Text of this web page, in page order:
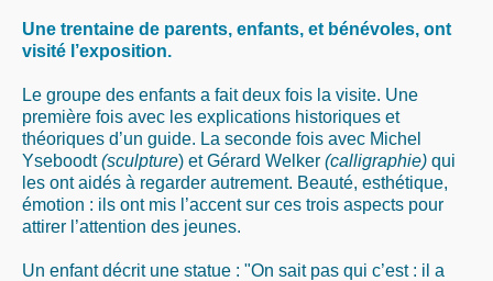
Une trentaine de parents, enfants, et bénévoles, ont
visité l’exposition.
Le groupe des enfants a fait deux fois la visite. Une
première fois avec les explications historiques et
théoriques d’un guide. La seconde fois avec Michel
Yseboodt(sculpture) et Gérard Welker (calligraphie) qui
les ont aidés à regarder autrement. Beauté, esthétique,
émotion : ils ont mis l’accent sur ces trois aspects pour
attirer l’attention des jeunes.
Un enfant décrit une statue : "On sait pas qui c’est : il a